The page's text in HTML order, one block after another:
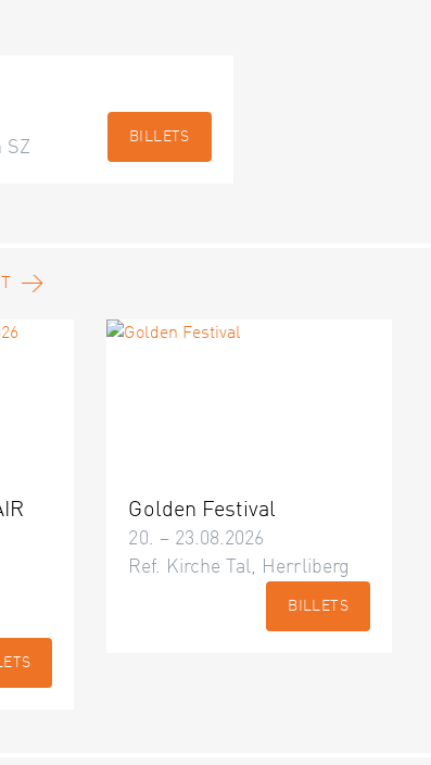
SZ
BILLETS
Golden Festival
20. – 23.08.2026
Ref. Kirche Tal, Herrliberg
BILLETS